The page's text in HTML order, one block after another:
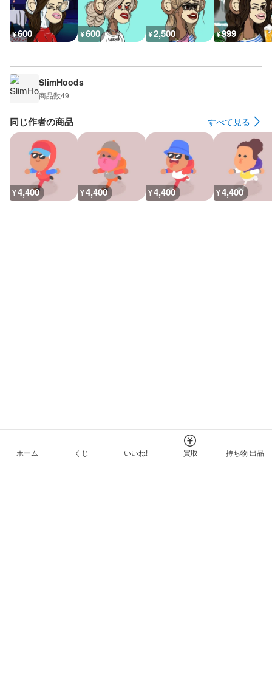
¥600 ¥600 ¥2,500 ¥999
SlimHoods
商品数49
同じ作者の商品 すべて見る
¥4,400 ¥4,400 ¥4,400 ¥4,400
ホーム くじ いいね! 買取 持ち物 出品